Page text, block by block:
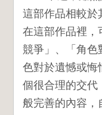
這部作品相較於
在這部作品裡，
競爭」、「角色
色對於遺憾或悔
個很合理的交代
般完善的內容，